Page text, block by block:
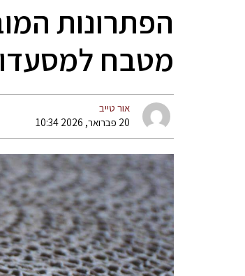
הפתרונות
מטבח
אור טייב
20 פברואר, 2026 10:34